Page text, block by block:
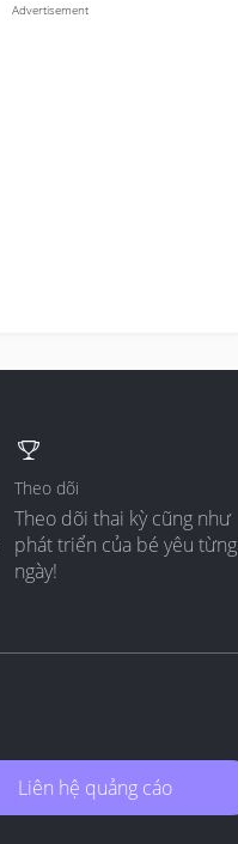
Theo dõi
Theo dõi thai kỳ cũng như
phát triển của bé yêu từng
ngày!
Liên hệ quảng cáo